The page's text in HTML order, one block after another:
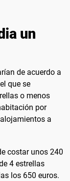
un
de acuerdo a
que se
o menos
por
a
costar unos 240
4 estrellas
los 650 euros.